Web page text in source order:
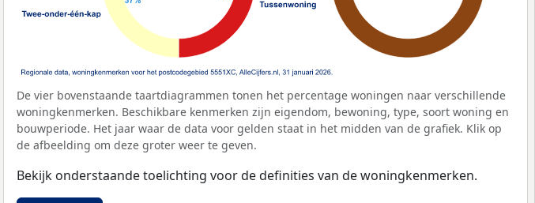
De vier bovenstaande taartdiagrammen tonen het percentage woningen naar verschillende
woningkenmerken. Beschikbare kenmerken zijn eigendom, bewoning, type, soort woning en
bouwperiode. Het jaar waar de data voor gelden staat in het midden van de grafiek. Klik op
de afbeelding om deze groter weer te geven.
Bekijk onderstaande toelichting voor de definities van de woningkenmerken.